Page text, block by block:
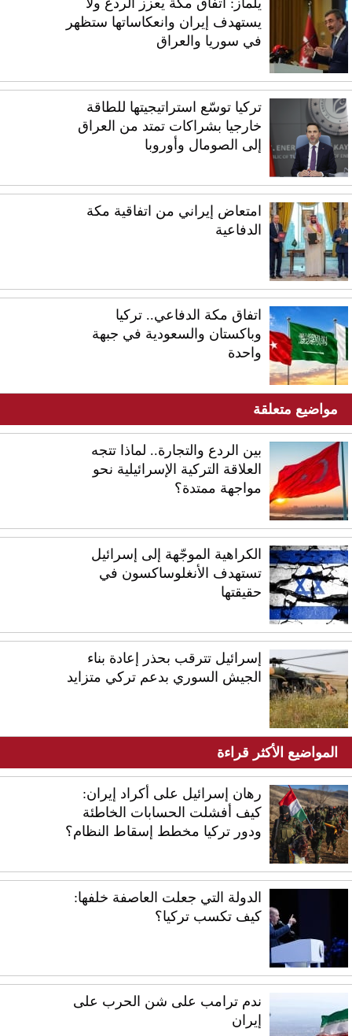
يلماز: اتفاق مكة يعزز الردع ولا
يستهدف إيران وانعكاساتها ستظهر
في سوريا والعراق
تركيا توسّع استراتيجيتها للطاقة
خارجيا بشراكات تمتد من العراق
إلى الصومال وأوروبا
امتعاض إيراني من اتفاقية مكة
الدفاعية
اتفاق مكة الدفاعي.. تركيا
وباكستان والسعودية في جبهة
واحدة
مواضيع متعلقة
بين الردع والتجارة.. لماذا تتجه
العلاقة التركية الإسرائيلية نحو
مواجهة ممتدة؟
الكراهية الموجّهة إلى إسرائيل
تستهدف الأنغلوساكسون في
حقيقتها
إسرائيل تترقب بحذر إعادة بناء
الجيش السوري بدعم تركي متزايد
المواضيع الأكثر قراءة
رهان إسرائيل على أكراد إيران:
كيف أفشلت الحسابات الخاطئة
ودور تركيا مخطط إسقاط النظام؟
الدولة التي جعلت العاصفة خلفها:
كيف تكسب تركيا؟
ندم ترامب على شن الحرب على
إيران